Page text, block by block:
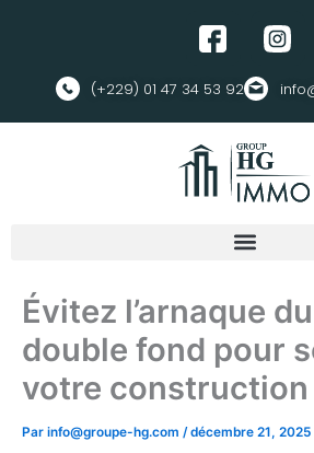
F
a
c
e
b
o
o
(+229) 01 47 34 53 92
Évitez l’arnaque
double fond pour
votre construction
Par info@groupe-hg.com /décembre 21, 2025